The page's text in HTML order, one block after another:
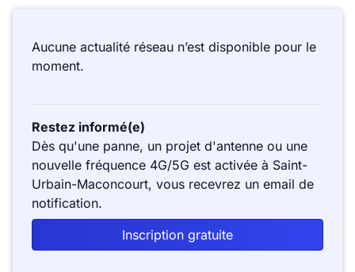
Aucune actualité réseau n’est disponible pour le
moment.
Restez informé(e)
Dès qu'une panne, un projet d'antenne ou une
nouvelle fréquence 4G/5G est activée à Saint-
Urbain-Maconcourt, vous recevrez un email de
notification.
Inscription gratuite